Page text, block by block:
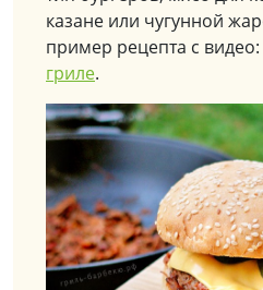
казане или чугунной
пример рецепта с видео:
гриле.